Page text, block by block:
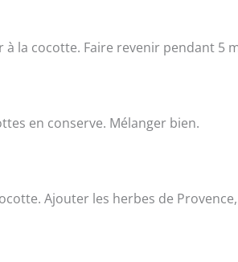
la cocotte. Faire revenir pendant 5
en conserve. Mélanger bien.
Ajouter les herbes de